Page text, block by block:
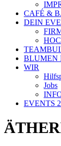
CAFÉ &
DEIN
BLUMEN
WIR
Jobs
EVENTS